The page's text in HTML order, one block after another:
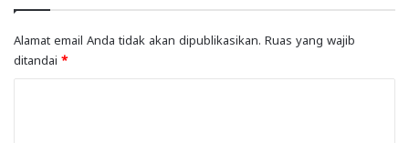
Alamat email Anda tidak akan dipublikasikan. Ruas yang wajib
ditandai *